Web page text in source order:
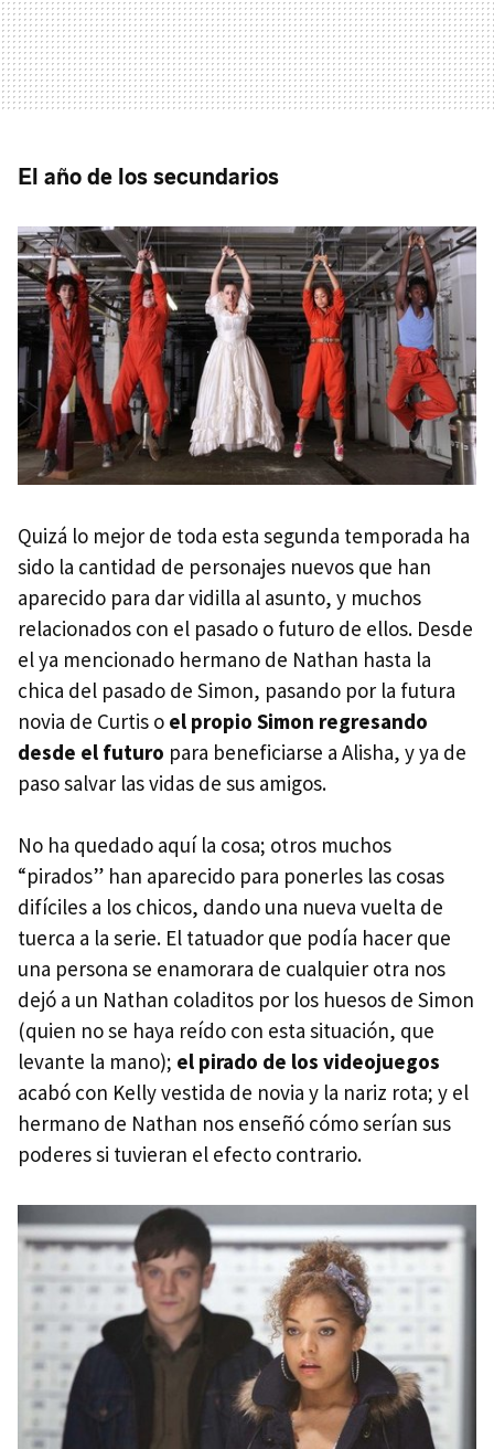
El año de los secundarios
Quizá lo mejor de toda esta segunda temporada ha
sido la cantidad de personajes nuevos que han
aparecido para dar vidilla al asunto, y muchos
relacionados con el pasado o futuro de ellos. Desde
el ya mencionado hermano de Nathan hasta la
chica del pasado de Simon, pasando por la futura
novia de Curtis o el propio Simon regresando
desde el futuro para beneficiarse a Alisha, y ya de
paso salvar las vidas de sus amigos.
No ha quedado aquí la cosa; otros muchos
“pirados” han aparecido para ponerles las cosas
difíciles a los chicos, dando una nueva vuelta de
tuerca a la serie. El tatuador que podía hacer que
una persona se enamorara de cualquier otra nos
dejó a un Nathan coladitos por los huesos de Simon
(quien no se haya reído con esta situación, que
levante la mano); el pirado de los videojuegos
acabó con Kelly vestida de novia y la nariz rota; y el
hermano de Nathan nos enseñó cómo serían sus
poderes si tuvieran el efecto contrario.